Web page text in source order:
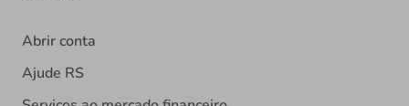
Abrir conta
Ajude RS